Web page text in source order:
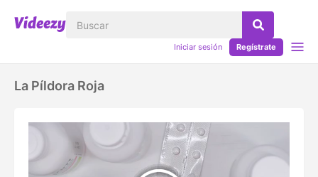
Iniciar sesión Regístrate
La Píldora Roja